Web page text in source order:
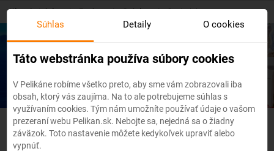
Skip
content
Hlavná stránka / Európa / Grécko / Santorini
Lacné letenkySantorini
Grécko - Flexibilné letenky
Súhlas Detaily O cookies
Táto webstránka používa súbory cookies
V Pelikáne robíme všetko preto, aby sme vám zobrazovali iba
obsah, ktorý vás zaujíma. Na to ale potrebujeme súhlas s
využívaním cookies. Tým nám umožníte používať údaje o vašom
prezeraní webu Pelikan.sk. Nebojte sa, nejedná sa o žiadny
záväzok. Toto nastavenie môžete kedykoľvek upraviť alebo
vypnúť.